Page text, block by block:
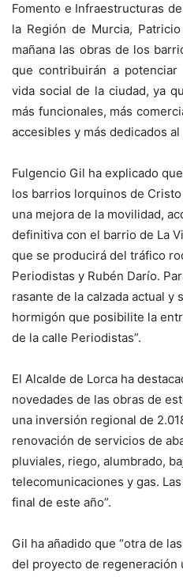
Fomento e Infraestructuras
la Región de Murcia,
mañana las obras de los
que contribuirán a
vida social de la ciudad, ya
más funcionales, más
accesibles y más dedicados
Fulgencio Gil ha explicado
los barrios lorquinos de
una mejora de la movilidad,
definitiva con el barrio de La
que se producirá del tráfico
Periodistas y Rubén Darío.
rasante de la calzada actual y
hormigón que posibilite la
de la calle Periodistas”.
El Alcalde de Lorca ha
novedades de las obras de
una inversión regional de
renovación de servicios de
pluviales, riego, alumbrado,
telecomunicaciones y gas.
final de este año”.
Gil ha añadido que “otra de
del proyecto de regeneración